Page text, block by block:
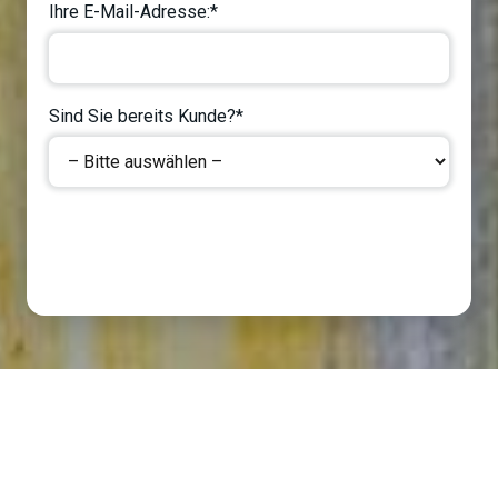
Ihre E-Mail-Adresse:*
Sind Sie bereits Kunde?*